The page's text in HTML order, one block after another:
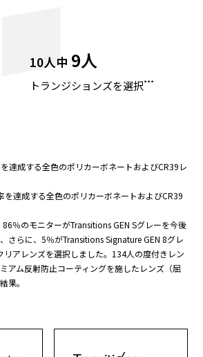
10人中 9人
トランジションズを選択***
達成する全色のポリカーボネートおよびCR39レ
達成する全色のポリカーボネートおよびCR39
％のモニターがTransitions GEN Sグレーを今後
さらに、5％がTransitions Signature GEN 8グレ
リアレンズを選択しました。134人の度付きレン
アム反射防止コーティングを施したレンズ（屈
果。